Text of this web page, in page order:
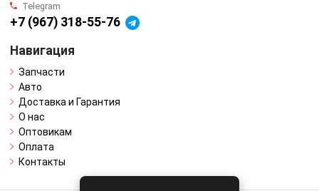
Telegram
+7 (967) 318-55-76
Навигация
Запчасти
Авто
Доставка и Гарантия
О нас
Оптовикам
Оплата
Контакты